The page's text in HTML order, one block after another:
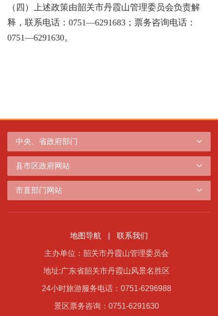
（四）上述政策由韶关市丹霞山管理委员会负责解
释，联系电话：0751—6291683 ；票务咨询电话：
0751—6291630。
中央、省政府部门
县市区政府网站
市直部门网站
地图导航 联系我们
主办单位：韶关市丹霞山管理委员会
地址:广东省韶关市丹霞山风景名胜区
24小时旅游服务电话：0751-6296988
景区票务咨询：0751-6291630